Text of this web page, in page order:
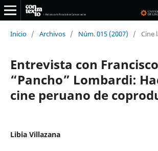
Inicio / Archivos / Núm. 015 (2007) / Cine
Entrevista con Francisco
“Pancho” Lombardi:
cine peruano de
Libia Villazana